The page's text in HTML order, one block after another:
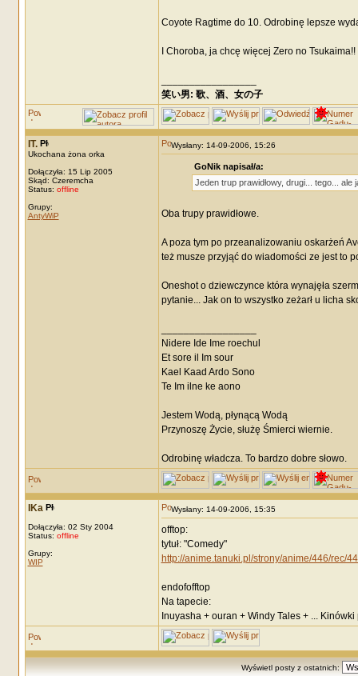
Coyote Ragtime do 10. Odrobinę lepsze
I Choroba, ja chcę więcej Zero no Tsukaima!!
笑い男: 歌、酒、女の子 DRM:
IT.
Ukochana żona orka
Dołączyła: 15 Lip 2005
Skąd: Czeremcha
Status: offline
Grupy:
AntyWiP
Wysłany: 14-09-2006, 15:26
GoNik napisał/a:
Jeden trup prawidłowy, drugi... tego... ale
Oba trupy prawidłowe.
A poza tym po przeanalizowaniu oskarżeń
też musze przyjąć do wiadomości ze jest to
Oneshot o dziewczynce która wynajęła
pytanie... Jak on to wszystko zeżarł u licha
Nidere Ide Ime roechul
Et sore il Im sour
Kael Kaad Ardo Sono
Te Im ilne ke aono
Jestem Wodą, płynącą Wodą
Przynoszę Życie, służę Śmierci wiernie.
Odrobinę władcza. To bardzo dobre słowo.
IKa
Dołączyła: 02 Sty 2004
Status: offline
Grupy:
WIP
Wysłany: 14-09-2006, 15:35
offtop:
tytuł: "Comedy"
http://anime.tanuki.pl/strony/anime/446/rec/
endofofftop
Na tapecie:
Inuyasha + ouran + Windy Tales + ...
Wyświetl posty z ostatnich: